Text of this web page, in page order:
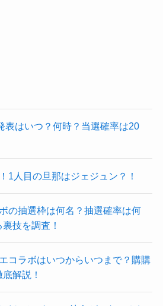
表はいつ？何時？当選確率は20
1人目の旦那はジェジュン？！
の抽選枠は何名？抽選確率は何
技を調査！
コラボはいつからいつまで？購購
解説！